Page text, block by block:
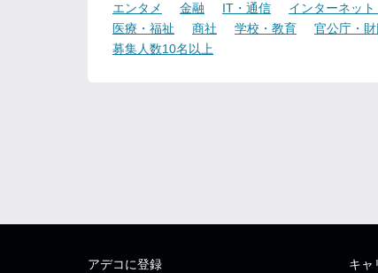
エンタメ
金融 IT・通信 インターネッ
医療・福祉
商社 学校・教育 官公庁・
募集人数10名以上
アデコに登録
キャ